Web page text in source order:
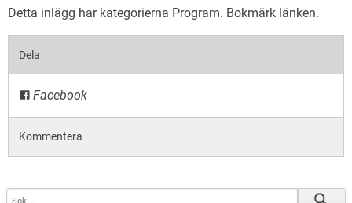
Detta inlägg har kategorierna Program. Bokmärk länken.
Dela
Facebook
Kommentera